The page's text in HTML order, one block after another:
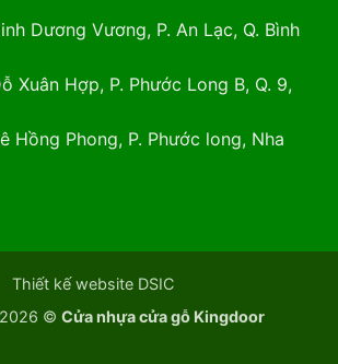
Dương Vương, P. An Lạc, Q. Bình
Xuân Hợp, P. Phước Long B, Q. 9,
Hồng Phong, P. Phước long, Nha
Thiết kế website DSIC
© Cửa nhựa cửa gỗ Kingdoor